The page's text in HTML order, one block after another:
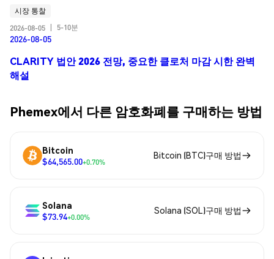
시장 통찰
2026-08-05
5-10분
2026-08-05
CLARITY 법안 2026 전망, 중요한 클로처 마감 시한 완벽
해설
Phemex에서 다른 암호화폐를 구매하는 방법
Bitcoin
$64,565.00+0.70%
Bitcoin (BTC)구매 방법
Solana
$73.94+0.00%
Solana (SOL)구매 방법